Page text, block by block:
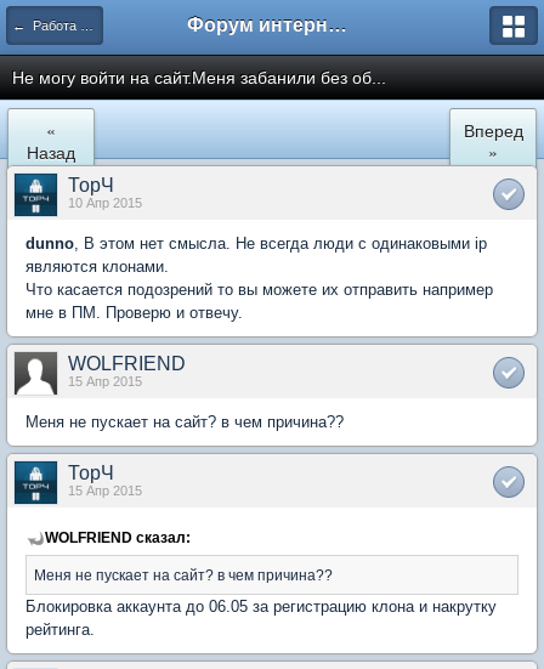
← Работа сайта mySKU.ru Форум интернет покупателей
Не могу войти на сайт.Меня забанили без об...
«
Назад
Вперед
»
ТорЧ
10 Апр 2015
dunno, В этом нет смысла. Не всегда люди с одинаковыми ip
являются клонами.
Что касается подозрений то вы можете их отправить например
мне в ПМ. Проверю и отвечу.
WOLFRIEND
15 Апр 2015
Меня не пускает на сайт? в чем причина??
ТорЧ
15 Апр 2015
WOLFRIEND сказал:
Меня не пускает на сайт? в чем причина??
Блокировка аккаунта до 06.05 за регистрацию клона и накрутку
рейтинга.